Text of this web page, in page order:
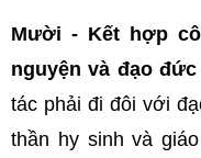
Mười - Kết hợp
nguyện và đạo
tác phải đi đôi với
thần hy sinh và